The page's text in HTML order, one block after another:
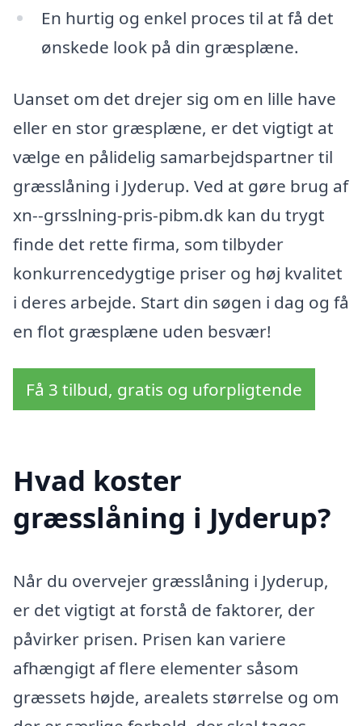
En hurtig og enkel proces til at få det
ønskede look på din græsplæne.
Uanset om det drejer sig om en lille have
eller en stor græsplæne, er det vigtigt at
vælge en pålidelig samarbejdspartner til
græsslåning i Jyderup. Ved at gøre brug af
xn--grsslning-pris-pibm.dk kan du trygt
finde det rette firma, som tilbyder
konkurrencedygtige priser og høj kvalitet
i deres arbejde. Start din søgen i dag og få
en flot græsplæne uden besvær!
Få 3 tilbud, gratis og uforpligtende
Hvad koster
græsslåning i Jyderup?
Når du overvejer græsslåning i Jyderup,
er det vigtigt at forstå de faktorer, der
påvirker prisen. Prisen kan variere
afhængigt af flere elementer såsom
græssets højde, arealets størrelse og om